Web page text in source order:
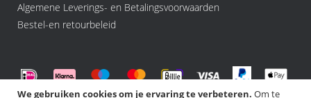
We gebruiken cookies om je ervaring te verbeteren. Om te
Algemene Leverings- en Betalingsvoorwaarden
Bestel-en retourbeleid